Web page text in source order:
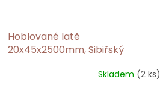
Hoblované latě
20x45x2500mm, Sibiřský
Skladem (2 ks)